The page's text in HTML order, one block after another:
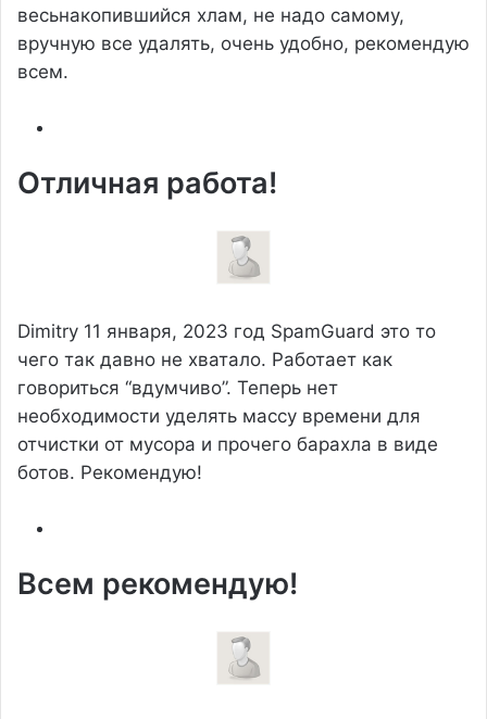
весьнакопившийся хлам, не надо самому,
вручную все удалять, очень удобно, рекомендую
всем.
Отличная работа!
Dimitry 11 января, 2023 год SpamGuard это то
чего так давно не хватало. Работает как
говориться “вдумчиво”. Теперь нет
необходимости уделять массу времени для
отчистки от мусора и прочего барахла в виде
ботов. Рекомендую!
Всем рекомендую!